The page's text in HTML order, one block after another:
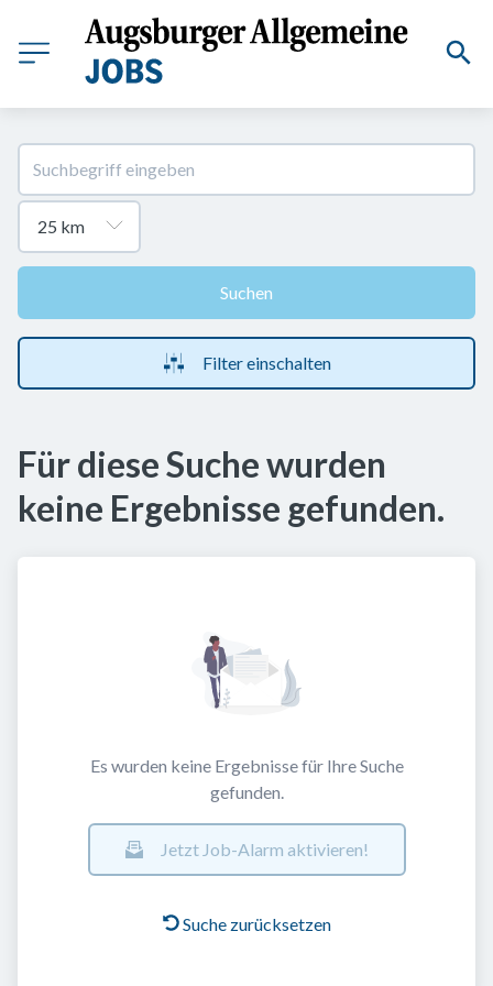
Suchen
Filter einschalten
Für diese Suche wurden
keine Ergebnisse gefunden.
Es wurden keine Ergebnisse für Ihre Suche
gefunden.
Jetzt Job-Alarm aktivieren!
Suche zurücksetzen